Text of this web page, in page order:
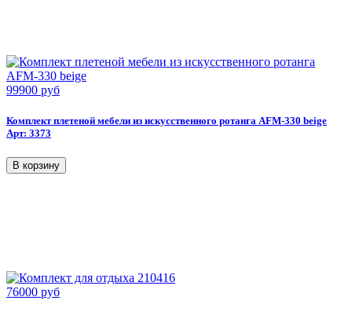
99900 руб
Комплект плетеной мебели из искусственного ротанга AFM-330 beige
Арт: 3373
76000 руб